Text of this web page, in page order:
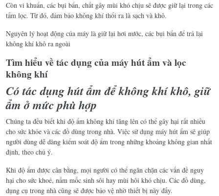
Còn vi khuẩn, các bụi bẩn, chất gây mùi khó chịu sẽ được giữ lại trong các
tấm lọc. Từ đó, đảm bảo không khí thổi ra là sạch và khô.
Nguyên lý hoạt động của máy là giữ lại hơi nước, các bụi bẩn để trả lại
không khí khô ra ngoài
Tìm hiểu về tác dụng của máy hút ẩm và lọc
không khí
Có tác dụng hút ẩm để không khí khô, giữ
ẩm ở mức phù hợp
Chúng ta đều biết khi độ ẩm không khí tăng lên có thể gây hại rất nhiều
cho sức khỏe và các đồ dùng trong nhà. Việc sử dụng máy hút ẩm sẽ giúp
người dùng dễ dàng kiểm soát độ ẩm trong những khoảng không gian nhất
định, theo chủ ý.
Khi độ ẩm được cân bằng, mọi người có thể ngăn chặn các vấn đề nguy
hại cho sức khoẻ, nấm mốc sinh sôi hay mùi hôi khó chịu. Các đồ dùng,
dụng cụ trong nhà cũng sẽ được bảo vệ nhờ thiết bị này đấy.